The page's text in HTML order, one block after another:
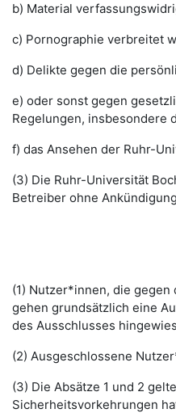
b) Material
c) Pornographie verbreitet
d) Delikte gegen die
e) oder sonst gegen
Regelungen, insbesondere
f) das Ansehen der Ruhr-
(3) Die Ruhr-Universität
Betreiber ohne
(1) Nutzer*innen, die
gehen grundsätzlich eine
des Ausschlusses
(2) Ausgeschlossene
(3) Die Absätze 1 und 2
Sicherheitsvorkehrungen